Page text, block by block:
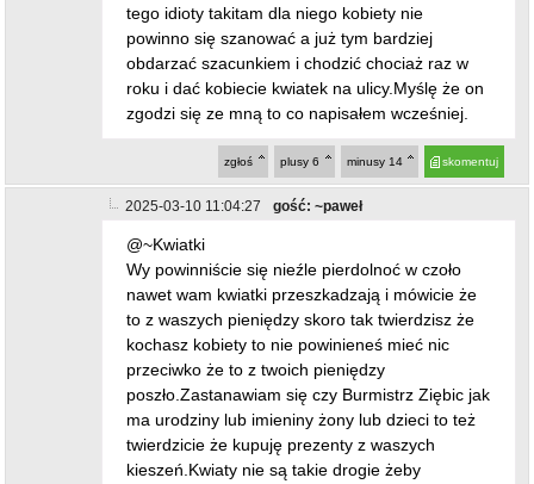
tego idioty takitam dla niego kobiety nie
powinno się szanować a już tym bardziej
obdarzać szacunkiem i chodzić chociaż raz w
roku i dać kobiecie kwiatek na ulicy.Myślę że on
zgodzi się ze mną to co napisałem wcześniej.
skomentuj
minusy 14
plusy 6
zgłoś
2025-03-10 11:04:27 gość: ~paweł
@~Kwiatki
Wy powinniście się nieźle pierdolnoć w czoło
nawet wam kwiatki przeszkadzają i mówicie że
to z waszych pieniędzy skoro tak twierdzisz że
kochasz kobiety to nie powinieneś mieć nic
przeciwko że to z twoich pieniędzy
poszło.Zastanawiam się czy Burmistrz Ziębic jak
ma urodziny lub imieniny żony lub dzieci to też
twierdzicie że kupuję prezenty z waszych
kieszeń.Kwiaty nie są takie drogie żeby